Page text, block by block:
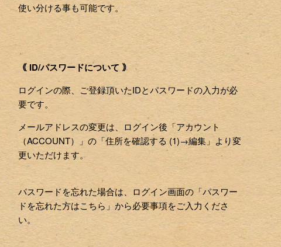
使い分ける事も可能です。
｟ ID/パスワードについて ｠
ログインの際、ご登録頂いたIDとパスワードの入力が必
要です。
メールアドレスの変更は、ログイン後「アカウント
（ACCOUNT）」の「住所を確認する (1)→編集」より変
更いただけます。
パスワードを忘れた場合は、ログイン画面の「パスワー
ドを忘れた方はこちら」から必要事項をご入力くださ
い。